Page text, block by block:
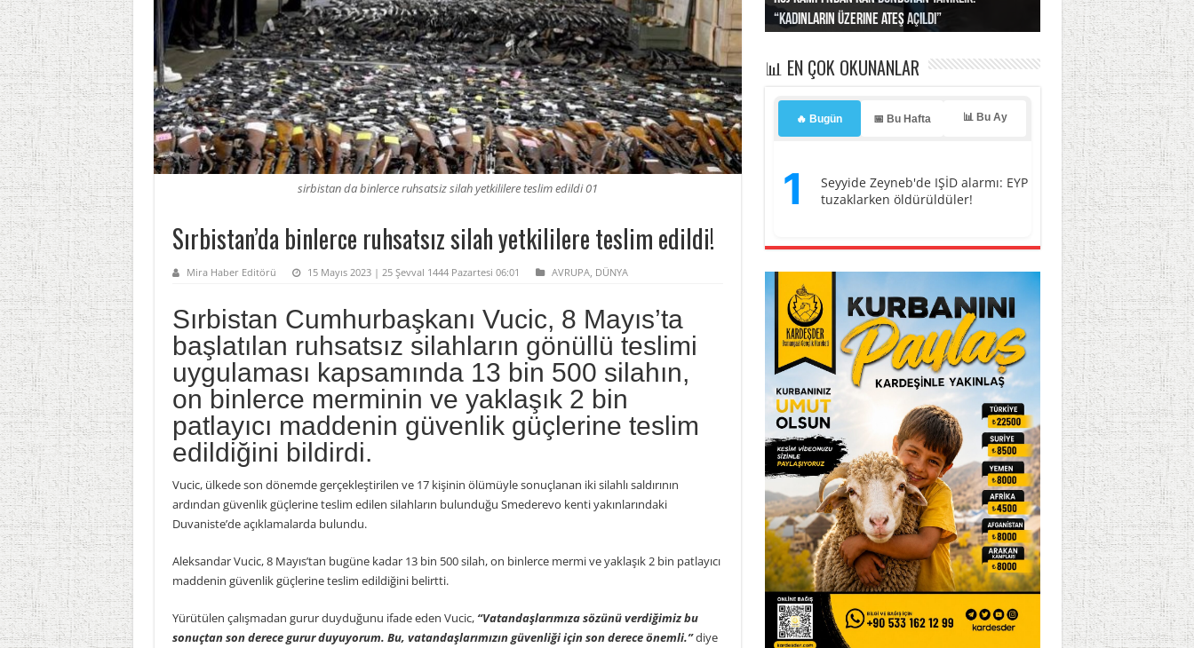
sirbistan da binlerce ruhsatsiz silah yetkililere teslim edildi 01
Sırbistan’da binlerce ruhsatsız silah yetkililere teslim edildi!
Mira Haber Editörü 15 Mayıs 2023 | 25 Şevval 1444 Pazartesi 06:01 AVRUPA, DÜNYA
Sırbistan Cumhurbaşkanı Vucic, 8 Mayıs’ta
başlatılan ruhsatsız silahların gönüllü teslimi
uygulaması kapsamında 13 bin 500 silahın,
on binlerce merminin ve yaklaşık 2 bin
patlayıcı maddenin güvenlik güçlerine teslim
edildiğini bildirdi.
Vucic, ülkede son dönemde gerçekleştirilen ve 17 kişinin ölümüyle sonuçlanan iki silahlı saldırının
ardından güvenlik güçlerine teslim edilen silahların bulunduğu Smederevo kenti yakınlarındaki
Duvaniste’de açıklamalarda bulundu.
Aleksandar Vucic, 8 Mayıs’tan bugüne kadar 13 bin 500 silah, on binlerce mermi ve yaklaşık 2 bin patlayıcı
maddenin güvenlik güçlerine teslim edildiğini belirtti.
Yürütülen çalışmadan gurur duyduğunu ifade eden Vucic,“Vatandaşlarımıza sözünü verdiğimiz bu
sonuçtan son derece gurur duyuyorum. Bu, vatandaşlarımızın güvenliği için son derece önemli.”diye
“Kadınların üzerine ateş açıldı”
Irak’a misilleme tehdidi!
yaptı… İsrail’in “timsah” planına fren!
kayıtlar başladı
basıldı, kabus yaşatıldı!
📊 EN ÇOK OKUNANLAR
🔥 Bugün 📅 Bu Hafta 📊 Bu Ay
1
Seyyide Zeyneb'de IŞİD alarmı: EYP
tuzaklarken öldürüldüler!